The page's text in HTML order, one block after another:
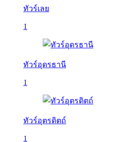
ทัวร์เลย
1
ทัวร์อุดรธานี
1
ทัวร์อุตรดิตถ์
1